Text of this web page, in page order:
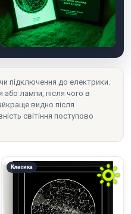
підключення до електрики.
або лампи, після чого в
видно після
світіння поступово
Класика